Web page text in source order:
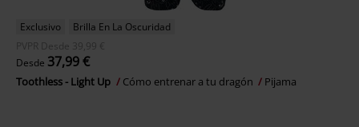
Exclusivo
Brilla En La Oscuridad
PVPR
Desde 39,99 €
Desde 37,99 €
Toothless - Light Up Cómo entrenar a tu dragón Pijama